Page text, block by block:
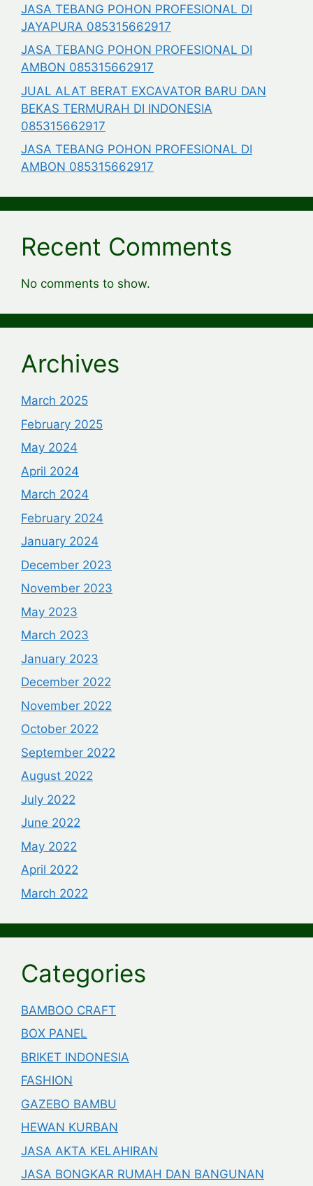
JASA TEBANG POHON PROFESIONAL DI
JAYAPURA 085315662917
JASA TEBANG POHON PROFESIONAL DI
AMBON 085315662917
JUAL ALAT BERAT EXCAVATOR BARU DAN
BEKAS TERMURAH DI INDONESIA
085315662917
JASA TEBANG POHON PROFESIONAL DI
AMBON 085315662917
Recent Comments
No comments to show.
Archives
March 2025
February 2025
May 2024
April 2024
March 2024
February 2024
January 2024
December 2023
November 2023
May 2023
March 2023
January 2023
December 2022
November 2022
October 2022
September 2022
August 2022
July 2022
June 2022
May 2022
April 2022
March 2022
Categories
BAMBOO CRAFT
BOX PANEL
BRIKET INDONESIA
FASHION
GAZEBO BAMBU
HEWAN KURBAN
JASA AKTA KELAHIRAN
JASA BONGKAR RUMAH DAN BANGUNAN